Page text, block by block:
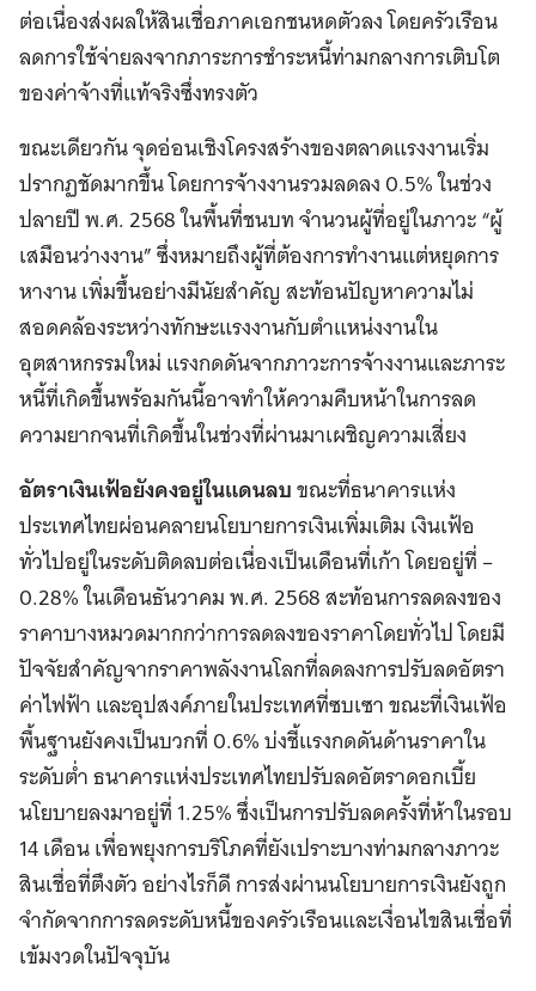
ต่อเนื่องส่งผลให้สินเชื่อภาคเอกชนหดตัวลง โดยครัวเรือน
ลดการใช้จ่ายลงจากภาระการชำระหนี้ท่ามกลางการเติบโต
ของค่าจ้างที่แท้จริงซึ่งทรงตัว
ขณะเดียวกัน จุดอ่อนเชิงโครงสร้างของตลาดแรงงานเริ่ม
ปรากฏชัดมากขึ้น โดยการจ้างงานรวมลดลง 0.5% ในช่วง
ปลายปี พ.ศ. 2568 ในพื้นที่ชนบท จำนวนผู้ที่อยู่ในภาวะ “ผู้
เสมือนว่างงาน” ซึ่งหมายถึงผู้ที่ต้องการทำงานแต่หยุดการ
หางาน เพิ่มขึ้นอย่างมีนัยสำคัญ สะท้อนปัญหาความไม่
สอดคล้องระหว่างทักษะแรงงานกับตำแหน่งงานใน
อุตสาหกรรมใหม่ แรงกดดันจากภาวะการจ้างงานและภาระ
หนี้ที่เกิดขึ้นพร้อมกันนี้อาจทำให้ความคืบหน้าในการลด
ความยากจนที่เกิดขึ้นในช่วงที่ผ่านมาเผชิญความเสี่ยง
อัตราเงินเฟ้อยังคงอยู่ในแดนลบขณะที่ธนาคารแห่ง
ประเทศไทยผ่อนคลายนโยบายการเงินเพิ่มเติม เงินเฟ้อ
ทั่วไปอยู่ในระดับติดลบต่อเนื่องเป็นเดือนที่เก้า โดยอยู่ที่ –
0.28% ในเดือนธันวาคม พ.ศ. 2568 สะท้อนการลดลงของ
ราคาบางหมวดมากกว่าการลดลงของราคาโดยทั่วไป โดยมี
ปัจจัยสำคัญจากราคาพลังงานโลกที่ลดลงการปรับลดอัตรา
ค่าไฟฟ้า และอุปสงค์ภายในประเทศที่ซบเซา ขณะที่เงินเฟ้อ
พื้นฐานยังคงเป็นบวกที่ 0.6% บ่งชี้แรงกดดันด้านราคาใน
ระดับต่ำ ธนาคารแห่งประเทศไทยปรับลดอัตราดอกเบี้ย
นโยบายลงมาอยู่ที่ 1.25% ซึ่งเป็นการปรับลดครั้งที่ห้าในรอบ
14 เดือน เพื่อพยุงการบริโภคที่ยังเปราะบางท่ามกลางภาวะ
สินเชื่อที่ตึงตัว อย่างไรก็ดี การส่งผ่านนโยบายการเงินยังถูก
จำกัดจากการลดระดับหนี้ของครัวเรือนและเงื่อนไขสินเชื่อที่
เข้มงวดในปัจจุบัน